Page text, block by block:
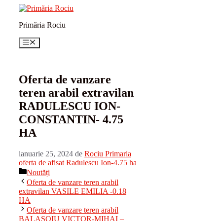
conținutPrimăria Rociu
Meniu
Oferta de vanzare
teren arabil extravilan
RADULESCU ION-
CONSTANTIN- 4.75
HA
ianuarie 25, 2024 de Rociu Primaria
oferta de afisat Radulescu Ion-4.75 ha
Categorii
Noutăți
Oferta de vanzare teren arabil
extravilan VASILE EMILIA -0.18
HA
Oferta de vanzare teren arabil
BALASOIU VICTOR-MIHAI –